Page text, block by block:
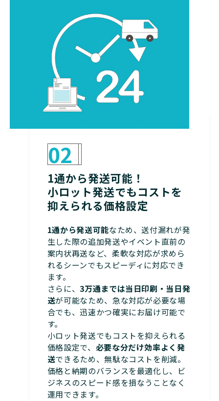
02
1通から発送可能！
小ロット発送でもコストを
抑えられる価格設定
1通から発送可能なため、送付漏れが発
生した際の追加発送やイベント直前の
案内状再送など、柔軟な対応が求めら
れるシーンでもスピーディに対応でき
ます。
さらに、3万通までは当日印刷・当日発
送が可能なため、急な対応が必要な場
合でも、迅速かつ確実にお届け可能で
す。
小ロット発送でもコストを抑えられる
価格設定で、 必要な分だけ効率よく発
送できるため、無駄なコストを削減。
価格と納期のバランスを最適化し、ビ
ジネスのスピード感を損なうことなく
運用できます。